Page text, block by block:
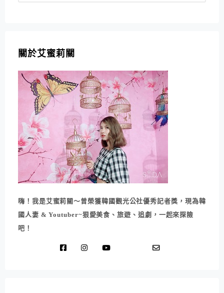
關於艾蜜莉關
嗨！我是艾蜜莉關～曾榮獲韓國觀光公社優秀記者獎，現為韓
國人妻 & Youtuber~狠愛美食、旅遊、追劇，一起來探險
吧！